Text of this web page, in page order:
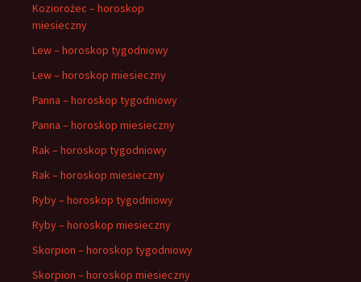
Koziorożec – horoskop
miesieczny
Lew – horoskop tygodniowy
Lew – horoskop miesieczny
Panna – horoskop tygodniowy
Panna – horoskop miesieczny
Rak – horoskop tygodniowy
Rak – horoskop miesieczny
Ryby – horoskop tygodniowy
Ryby – horoskop miesieczny
Skorpion – horoskop tygodniowy
Skorpion – horoskop miesieczny